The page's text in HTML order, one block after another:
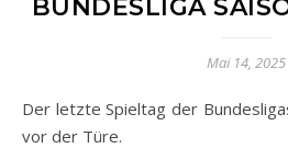
BUNDESLIGA
Mai 14, 2025
Der letzte Spieltag der Bundesligasaison 2024/2025 steht
vor der Türe.